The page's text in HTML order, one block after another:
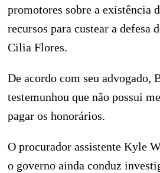
promotores sobre a existência
recursos para custear a defesa
Cilia Flores.
De acordo com seu advogado,
testemunhou que não possui
pagar os honorários.
O procurador assistente Kyle
o governo ainda conduz